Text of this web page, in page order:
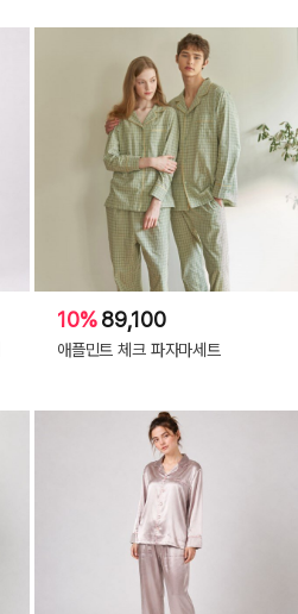
10%89,100
애플민트 체크 파자마세트